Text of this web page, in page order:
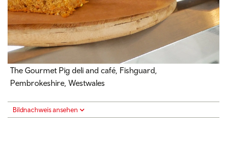
The Gourmet Pig deli and café, Fishguard,
Pembrokeshire, Westwales
Bildnachweis ansehen